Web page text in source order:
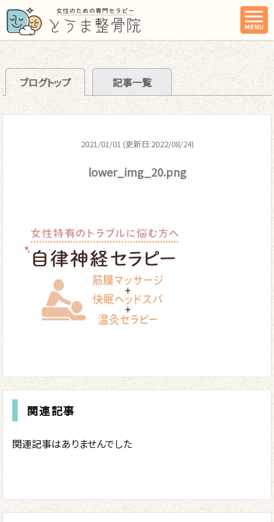
ブログトップ 記事一覧
2021/01/01 (更新日:2022/08/24)
lower_img_20.png
関連記事
関連記事はありませんでした